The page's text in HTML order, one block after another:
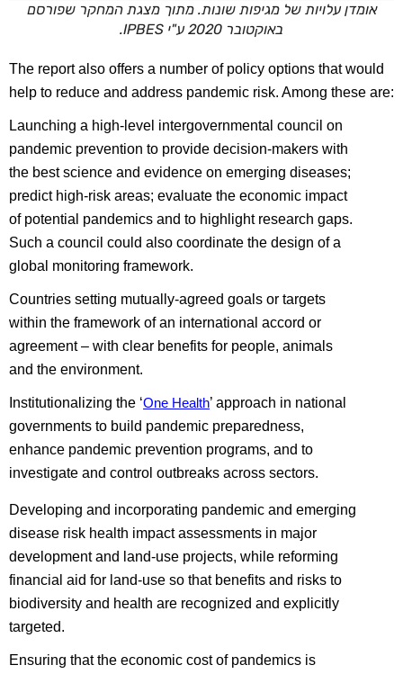
אומדן עלויות של מגיפות שונות. מתוך מצגת המחקר שפורסם
באוקטובר 2020 ע"י IPBES.
The report also offers a number of policy options that
help to reduce and address pandemic risk. Among these
Launching a high-level intergovernmental council on
pandemic prevention to provide decision-makers with
the best science and evidence on emerging diseases;
predict high-risk areas; evaluate the economic impact
of potential pandemics and to highlight research gaps.
Such a council could also coordinate the design of a
global monitoring framework.
Countries setting mutually-agreed goals or targets
within the framework of an international accord or
agreement – with clear benefits for people, animals
and the environment.
Institutionalizing the ‘ One Health’ approach in national
governments to build pandemic preparedness,
enhance pandemic prevention programs, and to
investigate and control outbreaks across sectors.
Developing and incorporating pandemic and emerging
disease risk health impact assessments in major
development and land-use projects, while reforming
financial aid for land-use so that benefits and risks to
biodiversity and health are recognized and explicitly
targeted.
Ensuring that the economic cost of pandemics is